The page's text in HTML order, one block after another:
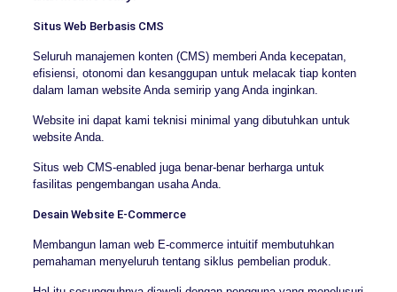
Situs Web Berbasis CMS
Seluruh manajemen konten (CMS) memberi Anda kecepatan,
efisiensi, otonomi dan kesanggupan untuk melacak tiap konten
dalam laman website Anda semirip yang Anda inginkan.
Website ini dapat kami teknisi minimal yang dibutuhkan untuk
website Anda.
Situs web CMS-enabled juga benar-benar berharga untuk
fasilitas pengembangan usaha Anda.
Desain Website E-Commerce
Membangun laman web E-commerce intuitif membutuhkan
pemahaman menyeluruh tentang siklus pembelian produk.